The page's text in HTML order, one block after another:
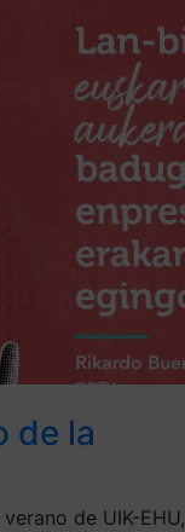
de la
de UIK-EHU,